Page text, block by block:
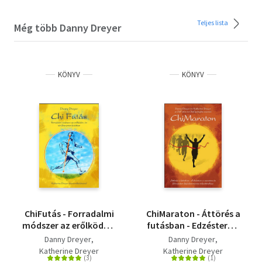
Még több Danny Dreyer Teljes lista
KÖNYV
ChiFutás - Forradalmi
módszer az erőlködés-
és sérülésmentes
futáshoz
Danny Dreyer
Katherine Dreyer
KÖNYV
ChiMaraton - Áttörés a
futásban - Edzésterv a
maraton és
félmaraton
Danny Dreyer
Katherine Dreyer